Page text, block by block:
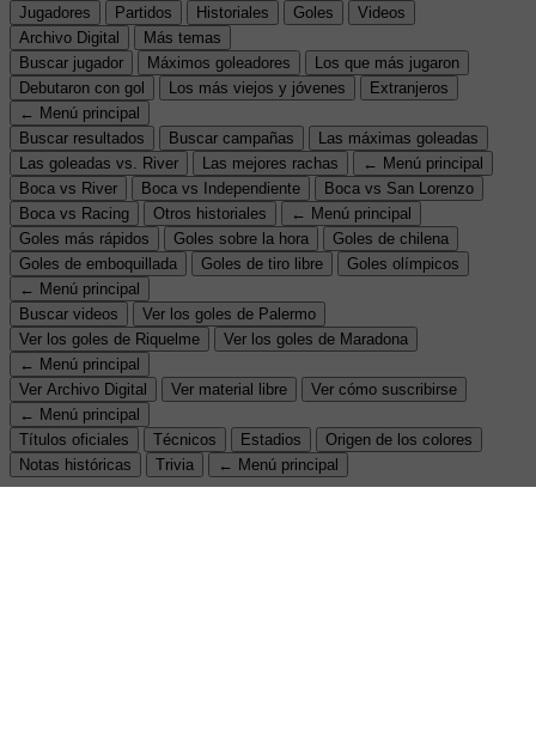
Jugadores
Partidos Historiales Goles
Videos
Archivo Digital
Más temas
Buscar jugador
Máximos goleadores
Los que más jugaron
Debutaron con gol
Los más viejos y jóvenes
Extranjeros
← Menú principal
Buscar resultados
Buscar campañas
Las máximas goleadas
Las goleadas vs. River
Las mejores rachas
← Menú principal
Boca vs River
Boca vs Independiente
Boca vs San Lorenzo
Boca vs Racing
Otros historiales
← Menú principal
Goles más rápidos
Goles sobre la hora
Goles de chilena
Goles de emboquillada
Goles de tiro libre
Goles olímpicos
← Menú principal
Buscar videos
Ver los goles de Palermo
Ver los goles de Riquelme
Ver los goles de Maradona
← Menú principal
Ver Archivo Digital
Ver material libre
Ver cómo suscribirse
← Menú principal
Títulos oficiales
Técnicos Estadios
Origen de los colores
Notas históricas
Trivia ← Menú principal